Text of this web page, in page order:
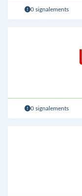
0 signalements
0 signalements